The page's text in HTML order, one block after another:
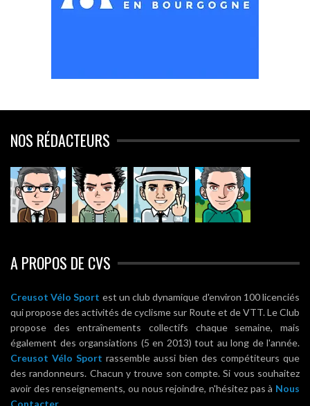
NOS RÉDACTEURS
A PROPOS DE CVS
Creusot Vélo Sport est un club dynamique d'environ 100 licenciés
qui propose des activités de cyclisme sur Route et de VTT. Le Club
propose des entraînements collectifs chaque semaine, mais
également des organsiations (5 en 2013) tout au long de l'année.
Creusot Vélo Sport rassemble aussi bien des compétiteurs que
des randonneurs. Chacun y trouve son compte. Si vous souhaitez
avoir des renseignements, ou nous rejoindre, n'hésitez pas à Nous